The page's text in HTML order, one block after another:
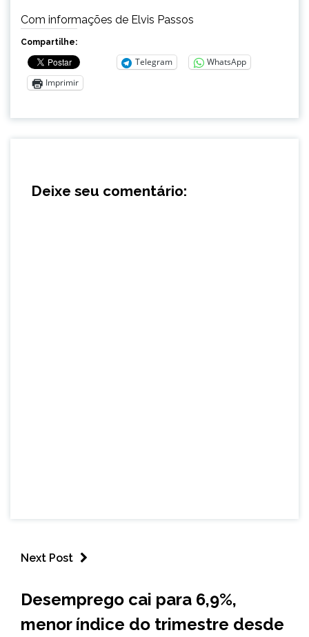
Com informações de Elvis Passos
Compartilhe:
Telegram
WhatsApp
Imprimir
Deixe seu comentário:
Next Post
NOTÍCIAS
Desemprego cai para 6,9%,
menor índice do trimestre desde